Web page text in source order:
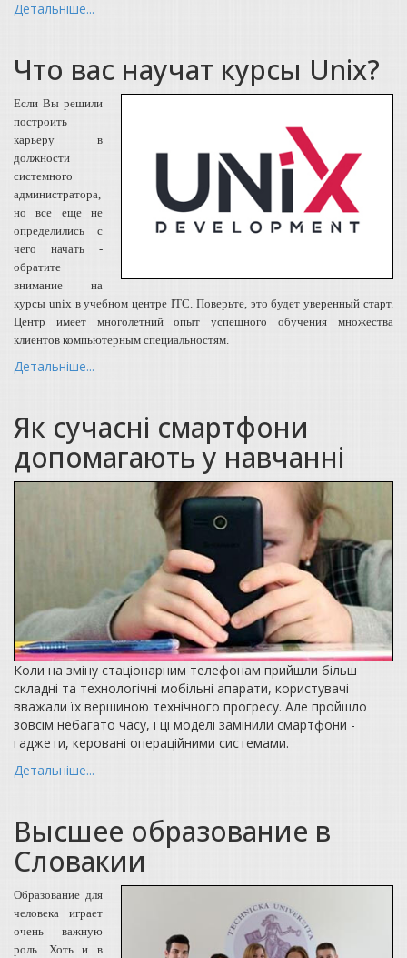
Детальніше...
Что вас научат курсы Unix?
Если Вы решили
построить
карьеру в
должности
системного
администратора,
но все еще не
определились с
чего начать -
обратите
внимание на
курсы unix в учебном центре ITC. Поверьте, это будет уверенный старт.
Центр имеет многолетний опыт успешного обучения множества
клиентов компьютерным специальностям.
Детальніше...
Як сучасні смартфони
допомагають у навчанні
Коли на зміну стаціонарним телефонам прийшли більш
складні та технологічні мобільні апарати, користувачі
вважали їх вершиною технічного прогресу. Але пройшло
зовсім небагато часу, і ці моделі замінили смартфони -
гаджети, керовані операційними системами.
Детальніше...
Высшее образование в
Словакии
Образование для
человека играет
очень важную
роль. Хоть и в